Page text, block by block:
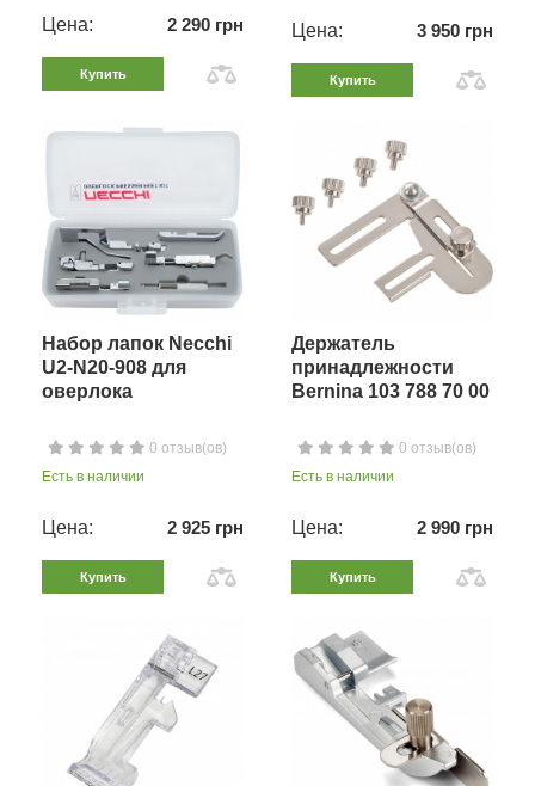
Цена: 2 290 грн
Купить
Цена: 3 950 грн
Купить
Набор лапок Necchi
U2-N20-908 для
оверлока
0 отзыв(ов)
Есть в наличии
Цена: 2 925 грн
Купить
Держатель
принадлежности
Bernina 103 788 70 00
0 отзыв(ов)
Есть в наличии
Цена: 2 990 грн
Купить